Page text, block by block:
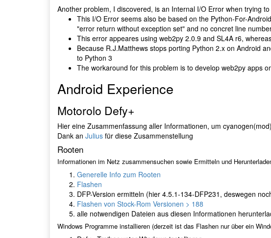
Another problem, I discovered, is an Internal I/O Error when trying
This I/O Error seems also be based on the Python-For-
"error return without exception set" and no concret line
This error appeares using web2py 2.0.9 and SL4A r6,
Because R.J.Matthews stops porting Python 2.x on Android
to Python 3
The workaround for this problem is to develop web2py apps
Android Experience
Motorolo Defy+
Hier eine Zusammenfassung aller Informationen, um
Dank an Julius für diese Zusammenstellung
Rooten
Informationen im Netz zusammensuchen sowie Ermitteln und
Generelle Info zum Rooten
Flashen
DFP-Version ermitteln (hier 4.5.1-134-DFP231, deswegen
Flashen von Stock-Rom Versionen > 188
alle notwendigen Dateien aus diesen Informationen
Windows Programme installieren (derzeit ist das Flashen nur über ein